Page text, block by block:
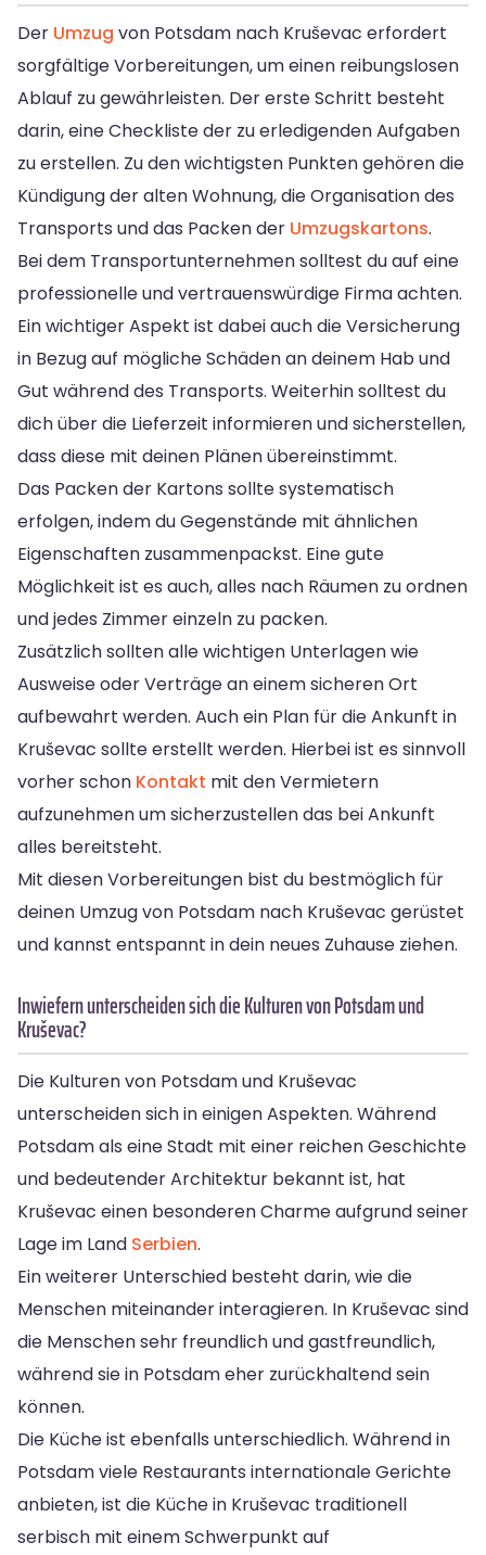
Der Umzug von Potsdam nach Kruševac erfordert
sorgfältige Vorbereitungen, um einen reibungslosen
Ablauf zu gewährleisten. Der erste Schritt besteht
darin, eine Checkliste der zu erledigenden Aufgaben
zu erstellen. Zu den wichtigsten Punkten gehören die
Kündigung der alten Wohnung, die Organisation des
Transports und das Packen der Umzugskartons.
Bei dem Transportunternehmen solltest du auf eine
professionelle und vertrauenswürdige Firma achten.
Ein wichtiger Aspekt ist dabei auch die Versicherung
in Bezug auf mögliche Schäden an deinem Hab und
Gut während des Transports. Weiterhin solltest du
dich über die Lieferzeit informieren und sicherstellen,
dass diese mit deinen Plänen übereinstimmt.
Das Packen der Kartons sollte systematisch
erfolgen, indem du Gegenstände mit ähnlichen
Eigenschaften zusammenpackst. Eine gute
Möglichkeit ist es auch, alles nach Räumen zu ordnen
und jedes Zimmer einzeln zu packen.
Zusätzlich sollten alle wichtigen Unterlagen wie
Ausweise oder Verträge an einem sicheren Ort
aufbewahrt werden. Auch ein Plan für die Ankunft in
Kruševac sollte erstellt werden. Hierbei ist es sinnvoll
vorher schon Kontakt mit den Vermietern
aufzunehmen um sicherzustellen das bei Ankunft
alles bereitsteht.
Mit diesen Vorbereitungen bist du bestmöglich für
deinen Umzug von Potsdam nach Kruševac gerüstet
und kannst entspannt in dein neues Zuhause ziehen.
Inwiefern unterscheiden sich die Kulturen von Potsdam und
Kruševac?
Die Kulturen von Potsdam und Kruševac
unterscheiden sich in einigen Aspekten. Während
Potsdam als eine Stadt mit einer reichen Geschichte
und bedeutender Architektur bekannt ist, hat
Kruševac einen besonderen Charme aufgrund seiner
Lage im Land Serbien.
Ein weiterer Unterschied besteht darin, wie die
Menschen miteinander interagieren. In Kruševac sind
die Menschen sehr freundlich und gastfreundlich,
während sie in Potsdam eher zurückhaltend sein
können.
Die Küche ist ebenfalls unterschiedlich. Während in
Potsdam viele Restaurants internationale Gerichte
anbieten, ist die Küche in Kruševac traditionell
serbisch mit einem Schwerpunkt auf